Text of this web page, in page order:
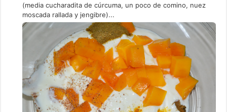
(media cucharadita de cúrcuma, un poco de comino, nuez
moscada rallada y jengibre)...